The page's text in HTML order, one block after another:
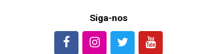
Siga-nos